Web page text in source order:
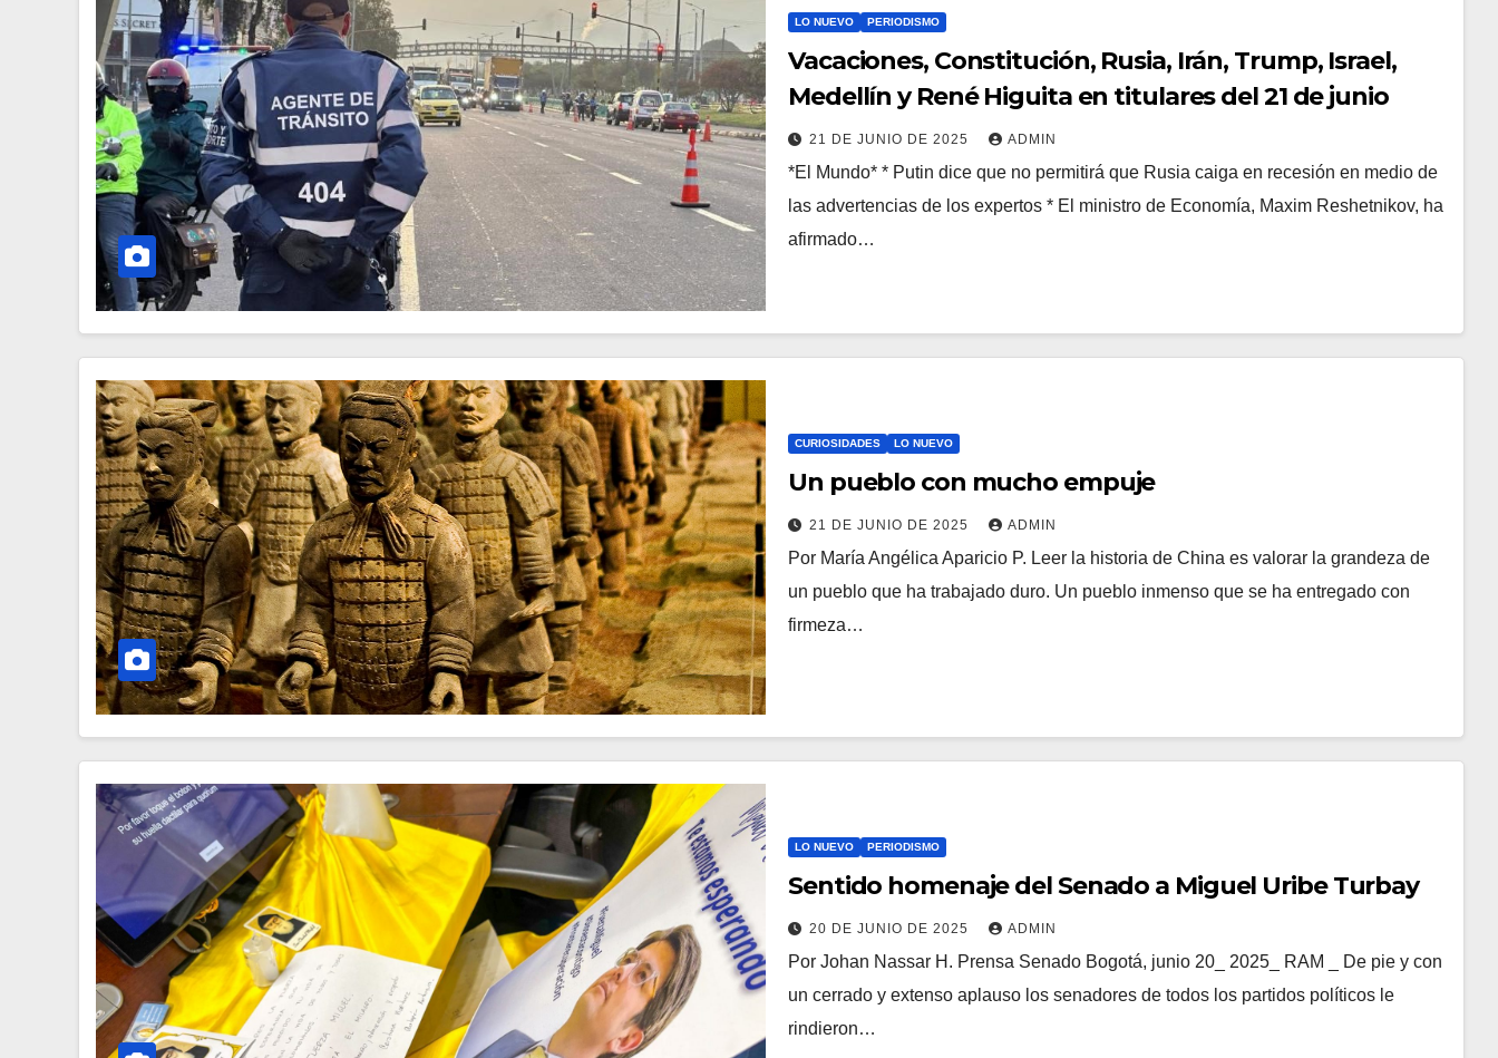
LO NUEVO PERIODISMO
Vacaciones, Constitución, Rusia, Irán, Trump, Israel,
Medellín y René Higuita en titulares del 21 de junio
21 DE JUNIO DE 2025 ADMIN
*El Mundo* * Putin dice que no permitirá que Rusia caiga en recesión en medio de
las advertencias de los expertos * El ministro de Economía, Maxim Reshetnikov, ha
afirmado…
CURIOSIDADES LO NUEVO
Un pueblo con mucho empuje
21 DE JUNIO DE 2025 ADMIN
Por María Angélica Aparicio P. Leer la historia de China es valorar la grandeza de
un pueblo que ha trabajado duro. Un pueblo inmenso que se ha entregado con
firmeza…
LO NUEVO PERIODISMO
Sentido homenaje del Senado a Miguel Uribe Turbay
20 DE JUNIO DE 2025 ADMIN
Por Johan Nassar H. Prensa Senado Bogotá, junio 20_ 2025_ RAM _ De pie y con
un cerrado y extenso aplauso los senadores de todos los partidos políticos le
rindieron…